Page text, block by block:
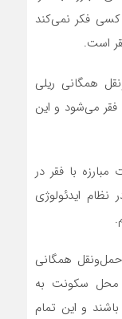
کسی فکر نمی‌کند
است.
همگانی ریلی
می‌شود و این
با فقر در
ایدئولوژی
همگانی
محل سکونت به
و این تمام